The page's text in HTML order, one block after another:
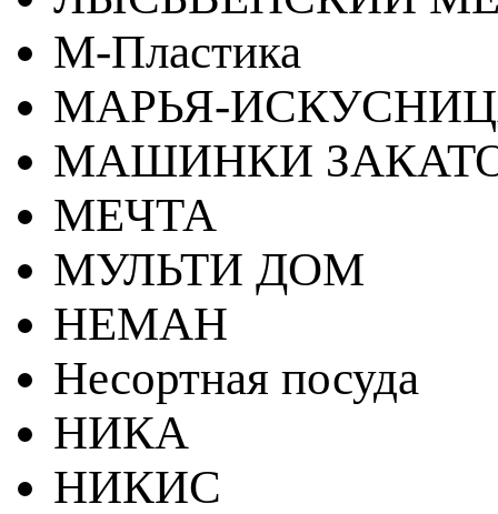
М-Пластика
МАРЬЯ-
МАШИНКИ
МЕЧТА
МУЛЬТИ ДОМ
НЕМАН
Несортная посуда
НИКА
НИКИС